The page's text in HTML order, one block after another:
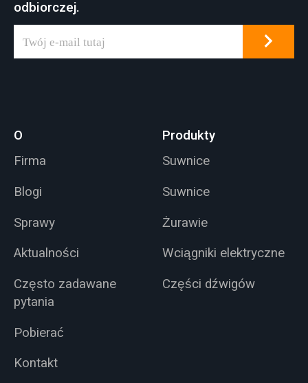
odbiorczej.
O
Firma
Blogi
Sprawy
Aktualności
Często zadawane
pytania
Pobierać
Kontakt
Produkty
Suwnice
Suwnice
Żurawie
Wciągniki elektryczne
Części dźwigów